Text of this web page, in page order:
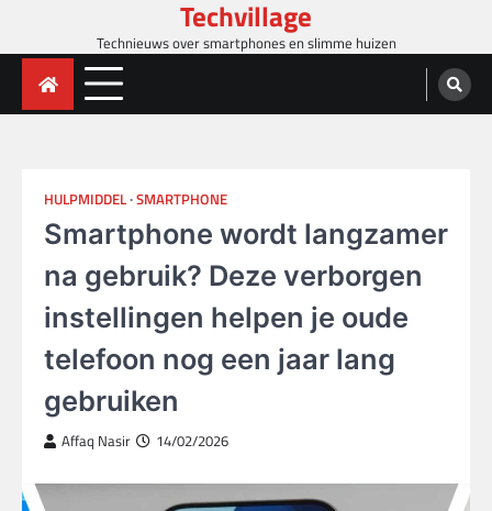
content
Techvillage
Technieuws over smartphones en slimme huizen
HULPMIDDEL SMARTPHONE
Smartphone wordt langzamer
na gebruik? Deze verborgen
instellingen helpen je oude
telefoon nog een jaar lang
gebruiken
Affaq Nasir 14/02/2026